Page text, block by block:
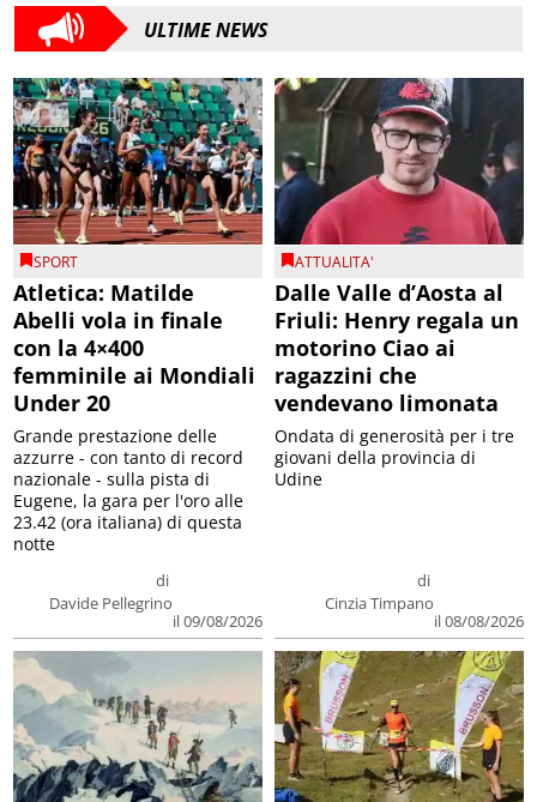
ULTIME NEWS
SPORT
Atletica: Matilde
Abelli vola in finale
con la 4×400
femminile ai Mondiali
Under 20
di
Davide Pellegrino
il 09/08/2026
Grande prestazione delle
azzurre - con tanto di record
nazionale - sulla pista di
Eugene, la gara per l'oro alle
23.42 (ora italiana) di questa
notte
ATTUALITA'
Dalle Valle d’Aosta al
Friuli: Henry regala un
motorino Ciao ai
ragazzini che
vendevano limonata
di
Cinzia Timpano
il 08/08/2026
Ondata di generosità per i tre
giovani della provincia di
Udine